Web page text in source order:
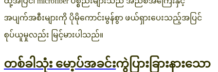
အပျက်အစီးများကို ပိုမိုကောင်းမွန်စွာ ဖယ်ရှားပေးသည့်အပြင်
စုပ်ယူမှုလည်း မြင့်မားပါသည်။
တစ်ခါသုံး မော့ပ်အခင်းကွဲပြားခြားနားသော